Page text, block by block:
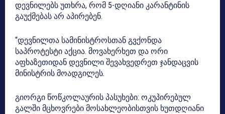
დევნილებს უთხრა, რომ 5-დღიანი კარანტინის
გაუქმებას არ აპირებენ.
“დევნილთა სამინისტროსთან გვქონდა
საპროტესტი აქცია. მოვახერხეთ და ორი
აფხაზეთიდან დევნილი შევახვედრეთ ჯანდაცვის
მინისტრის მოადგილეს.
გიორგი წოწკოლაურის პასუხები: ოკუპირებულ
გალში მცხოვრები მოსახლეობისთვის ხუთდღიანი